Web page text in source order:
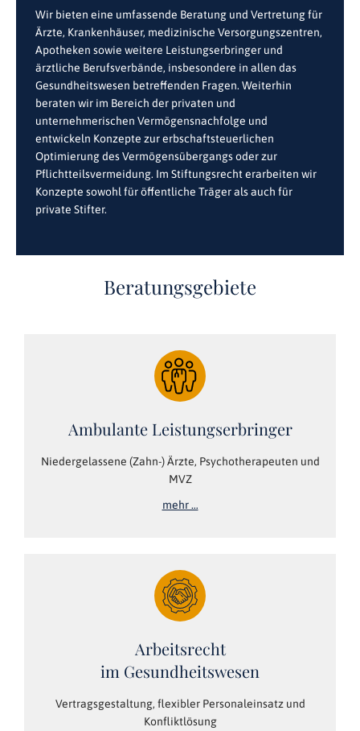
Wir bieten eine umfassende Beratung und Vertretung für
Ärzte, Krankenhäuser, medizinische Versorgungszentren,
Apotheken sowie weitere Leistungserbringer und
ärztliche Berufsverbände, insbesondere in allen das
Gesundheitswesen betreffenden Fragen. Weiterhin
beraten wir im Bereich der privaten und
unternehmerischen Vermögensnachfolge und
entwickeln Konzepte zur erbschaftsteuerlichen
Optimierung des Vermögensübergangs oder zur
Pflichtteilsvermeidung. Im Stiftungsrecht erarbeiten wir
Konzepte sowohl für öffentliche Träger als auch für
private Stifter.
Beratungsgebiete
Ambulante Leistungserbringer
Niedergelassene (Zahn-) Ärzte, Psychotherapeuten und
MVZ
mehr …
Arbeitsrecht
im Gesundheitswesen
Vertragsgestaltung, flexibler Personaleinsatz und
Konfliktlösung